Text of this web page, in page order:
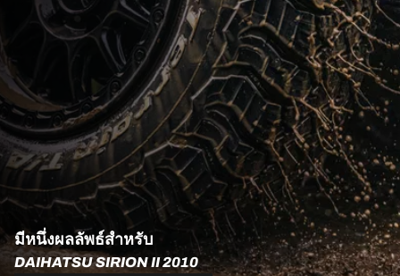
มีหนึ่งผลลัพธ์สำหรับ
DAIHATSU SIRION II 2010